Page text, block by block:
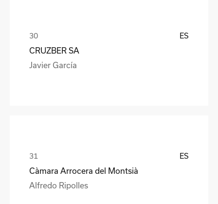
ES
CRUZBER SA
Javier García
ES
Càmara Arrocera del Montsià
Alfredo Ripolles